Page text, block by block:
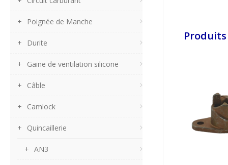
Poignée de Manche
Durite
Gaine de ventilation silicone
Câble
Camlock
Quincaillerie
AN3